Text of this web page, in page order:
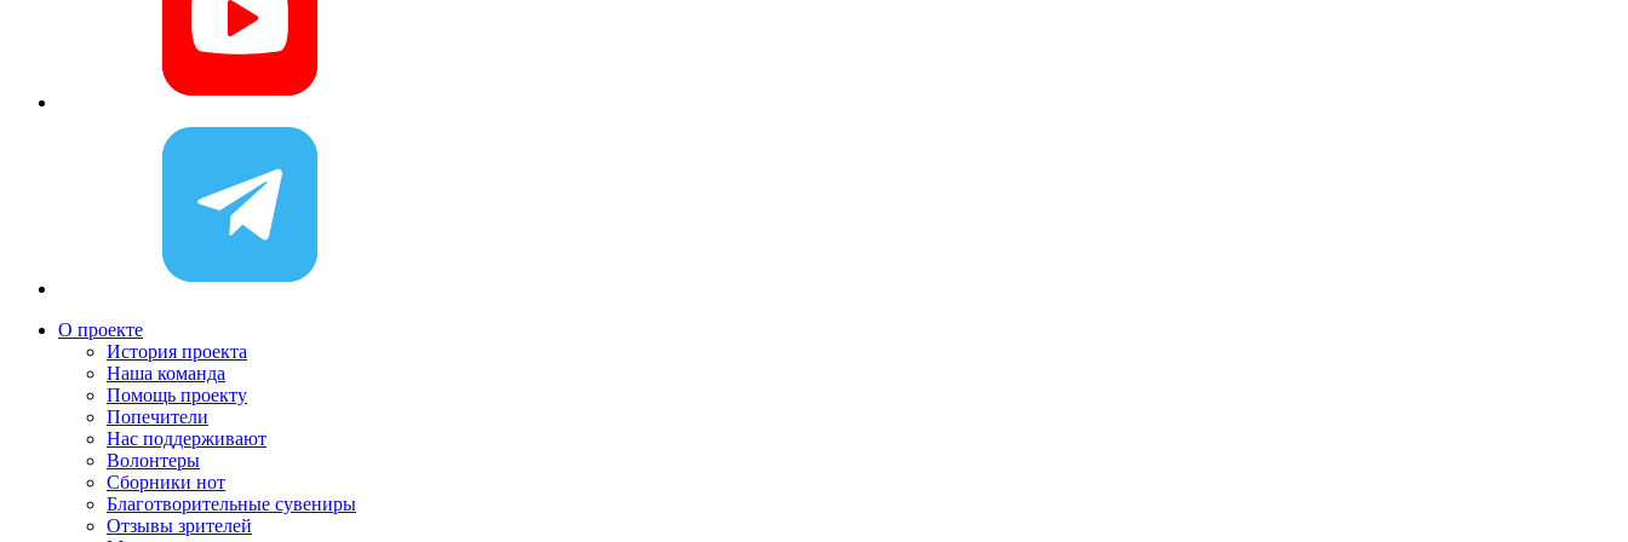
О проекте
История проекта
Наша команда
Помощь проекту
Попечители
Нас поддерживают
Волонтеры
Сборники нот
Благотворительные сувениры
Отзывы зрителей